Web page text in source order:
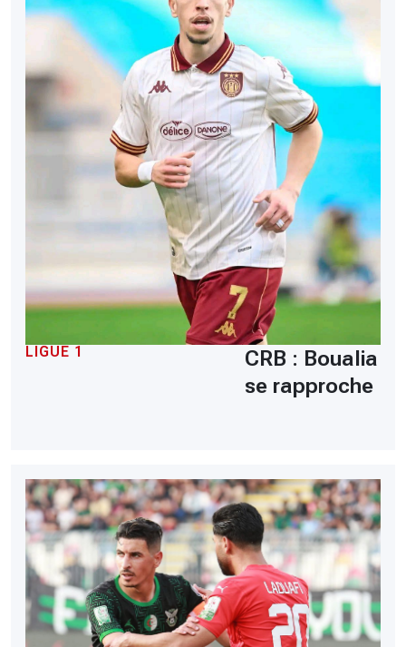
LIGUE 1
CRB : Boualia
se rapproche